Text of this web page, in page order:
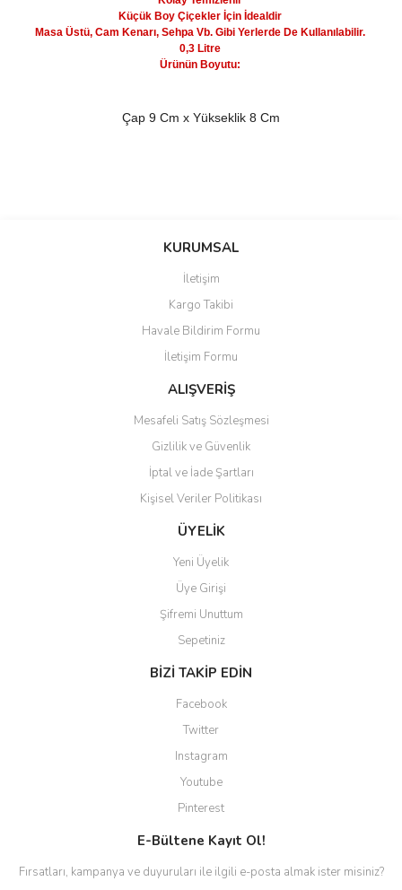
Küçük Boy Çiçekler İçin İdealdir
Masa Üstü, Cam Kenarı, Sehpa Vb. Gibi Yerlerde De Kullanılabilir.
0,3 Litre
Ürünün Boyutu:
Çap 9 Cm x Yükseklik 8 Cm
Bu ürüne ilk yorumu siz yapın!
Ürün resmi kalitesiz, bozuk veya görüntülenemiyor.
Ürün açıklamasında eksik bilgiler bulunuyor.
Ürün bilgilerinde hatalar bulunuyor.
Ürün fiyatı diğer sitelerden daha pahalı.
Gönder
KURUMSAL
İletişim
Kargo Takibi
Havale Bildirim Formu
İletişim Formu
ALIŞVERİŞ
Mesafeli Satış Sözleşmesi
Gizlilik ve Güvenlik
İptal ve İade Şartları
Kişisel Veriler Politikası
ÜYELİK
Yeni Üyelik
Üye Girişi
Şifremi Unuttum
Sepetiniz
BİZİ TAKİP EDİN
Facebook
Twitter
Instagram
Youtube
Pinterest
E-Bültene Kayıt Ol!
Fırsatları, kampanya ve duyuruları ile ilgili e-posta almak ister misiniz?